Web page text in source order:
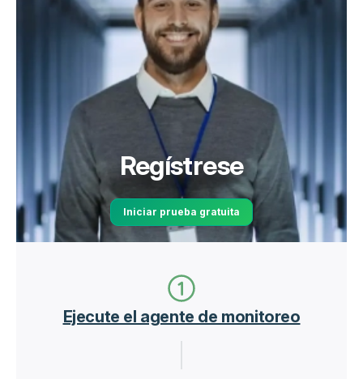
Regístrese
Iniciar prueba gratuita
Ejecute el agente de monitoreo